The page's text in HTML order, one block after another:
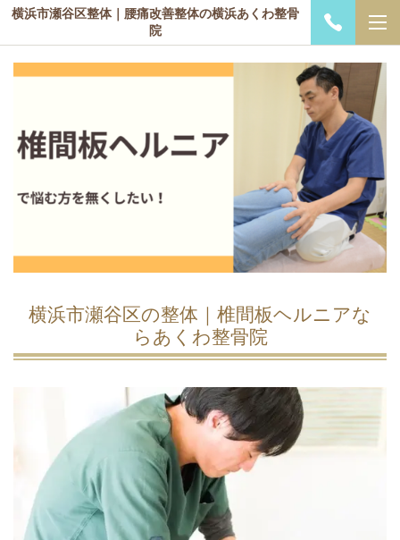
横浜市瀬谷区整体｜腰痛改善整体の横浜あくわ整骨
院
横浜市瀬谷区の整体｜椎間板ヘルニアな
らあくわ整骨院